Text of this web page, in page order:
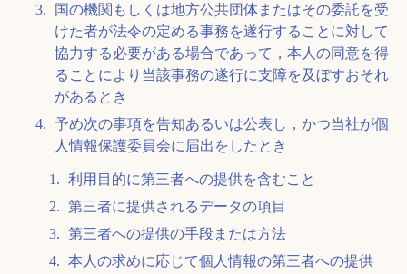
国の機関もしくは地方公共団体またはその委託を受
けた者が法令の定める事務を遂行することに対して
協力する必要がある場合であって，本人の同意を得
ることにより当該事務の遂行に支障を及ぼすおそれ
があるとき
予め次の事項を告知あるいは公表し，かつ当社が個
人情報保護委員会に届出をしたとき
利用目的に第三者への提供を含むこと
第三者に提供されるデータの項目
第三者への提供の手段または方法
本人の求めに応じて個人情報の第三者への提供